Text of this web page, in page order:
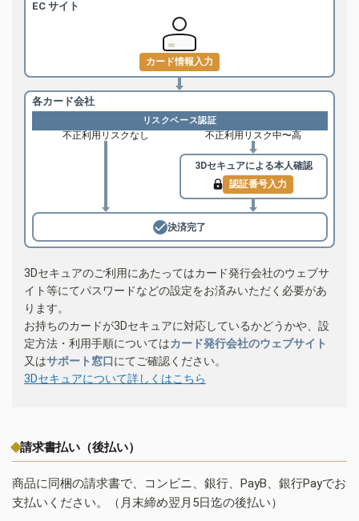
EC サイト
カード情報入力
各カード会社
リスクベース認証
不正利用リスクなし 不正利用リスク中〜高
3Dセキュアによる本人確認
認証番号入力
決済完了
3Dセキュアのご利用にあたってはカード発行会社のウェブサ
イト等にてパスワードなどの設定をお済みいただく必要があ
ります。
お持ちのカードが3Dセキュアに対応しているかどうかや、設
定方法・利用手順についてはカード発行会社のウェブサイト
又はサポート窓口にてご確認ください。
3Dセキュアについて詳しくはこちら
請求書払い（後払い）
商品に同梱の請求書で、コンビニ、銀行、PayB、銀行Payでお
支払いください。（月末締め翌月5日迄の後払い）